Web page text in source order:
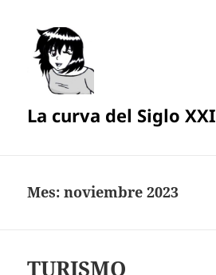
La curva del Siglo XXI
Mes:noviembre 2023
TURISMO